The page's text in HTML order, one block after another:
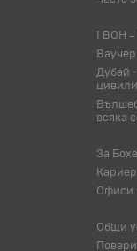
1 BOH
Дубай
всяка
За
Офиси
Общи